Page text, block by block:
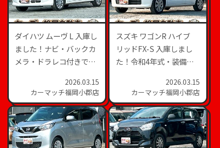
ダイハツ ムーヴ L 入庫し
ました！ナビ・バックカ
メラ・ドラレコ付きで
2026.03.15
カーマッチ福岡小郡店
スズキ ワゴンR ハイブ
リッドFX-S 入庫しまし
た！令和4年式・装備充
2026.03.15
カーマッチ福岡小郡店